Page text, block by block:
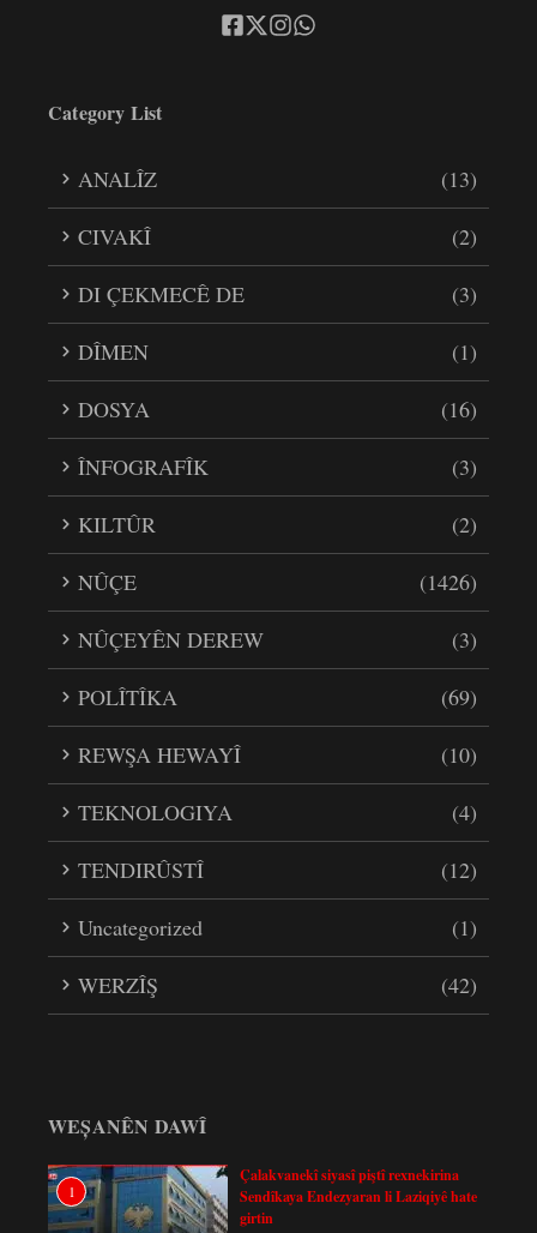
Category List
ANALÎZ
(13)
CIVAKÎ
(2)
DI ÇEKMECÊ DE
(3)
DÎMEN
(1)
DOSYA
(16)
ÎNFOGRAFÎK
(3)
KILTÛR
(2)
NÛÇE
(1426)
NÛÇEYÊN DEREW
(3)
POLÎTÎKA
(69)
REWŞA HEWAYÎ
(10)
TEKNOLOGIYA
(4)
TENDIRÛSTÎ
(12)
Uncategorized
(1)
WERZÎŞ
(42)
WEȘANÊN DAWÎ
1
Çalakvanekî siyasî piştî rexnekirina
Sendîkaya Endezyaran li Laziqiyê hate
girtin